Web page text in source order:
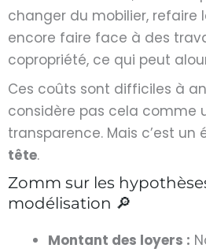
changer du mobilier, refaire
encore faire face à des
copropriété, ce qui peut
Ces coûts sont difficiles à
considère pas cela comme
transparence. Mais c’est un
tête.
Zomm sur les
modélisation 🔎
Montant des loyers :